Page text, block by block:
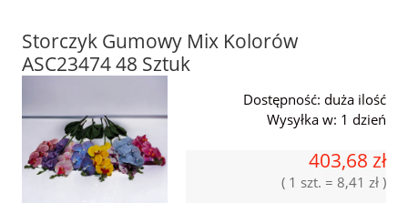
Storczyk Gumowy Mix Kolorów
ASC23474 48 Sztuk
Dostępność: duża ilość
Wysyłka w: 1 dzień
403,68 zł
( 1 szt. = 8,41 zł )